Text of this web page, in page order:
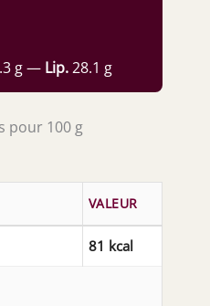
g — Lip.28.1 g
pour 100 g
VALEUR
81 kcal